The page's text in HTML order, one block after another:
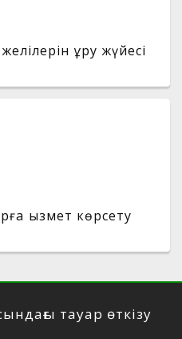
құру жүйесі
қызмет көрсету
тауар өткізу